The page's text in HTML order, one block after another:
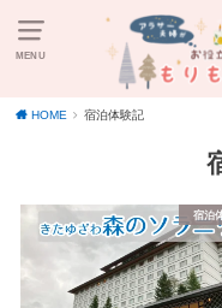
MENU
HOME 宿泊体験記
宿泊